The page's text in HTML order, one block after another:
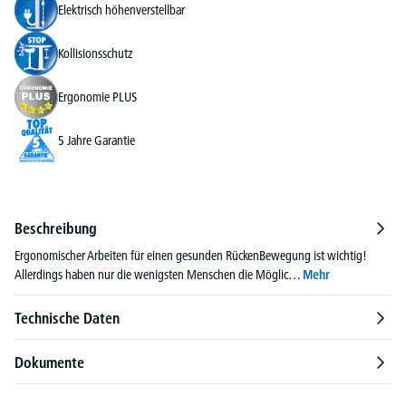
Elektrisch höhenverstellbar
Kollisionsschutz
Ergonomie PLUS
5 Jahre Garantie
Beschreibung
Ergonomischer Arbeiten für einen gesunden RückenBewegung ist wichtig!
Allerdings haben nur die wenigsten Menschen die Möglic… Mehr
Technische Daten
Dokumente